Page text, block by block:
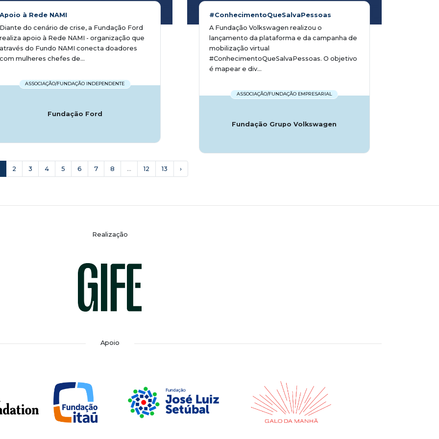
Apoio à Rede NAMI
Diante do cenário de crise, a Fundação Ford
realiza apoio à Rede NAMI - organização que
através do Fundo NAMI conecta doadores
com mulheres chefes de...
ASSOCIAÇÃO/FUNDAÇÃO INDEPENDENTE
Fundação Ford
#ConhecimentoQueSalvaPessoas
A Fundação Volkswagen realizou o
lançamento da plataforma e da campanha de
mobilização virtual
#ConhecimentoQueSalvaPessoas. O objetivo
é mapear e div...
ASSOCIAÇÃO/FUNDAÇÃO EMPRESARIAL
Fundação Grupo Volkswagen
2 3 4 5 6 7 8 ... 12 13 ›
Realização
Apoio